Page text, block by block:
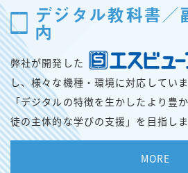
デジタル教科書／
内
弊社が開発した
し、様々な機種・環境に対応していま
「デジタルの特徴を生かしたより豊
徒の主体的な学びの支援」を目指しま
MORE